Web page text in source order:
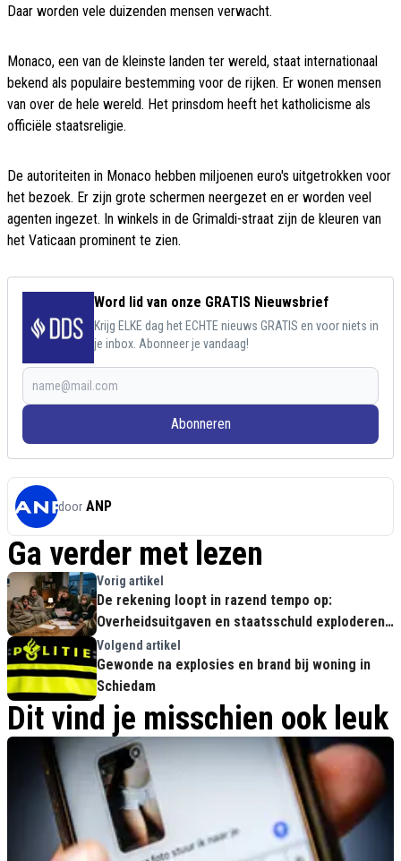
Daar worden vele duizenden mensen verwacht.
Monaco, een van de kleinste landen ter wereld, staat internationaal
bekend als populaire bestemming voor de rijken. Er wonen mensen
van over de hele wereld. Het prinsdom heeft het katholicisme als
officiële staatsreligie.
De autoriteiten in Monaco hebben miljoenen euro's uitgetrokken voor
het bezoek. Er zijn grote schermen neergezet en er worden veel
agenten ingezet. In winkels in de Grimaldi-straat zijn de kleuren van
het Vaticaan prominent te zien.
Word lid van onze GRATIS Nieuwsbrief
Krijg ELKE dag het ECHTE nieuws GRATIS en voor niets in
je inbox. Abonneer je vandaag!
Abonneren
door ANP
Ga verder met lezen
Vorig artikel
De rekening loopt in razend tempo op:
Overheidsuitgaven en staatsschuld exploderen
tot astronomische hoogtes
Volgend artikel
Gewonde na explosies en brand bij woning in
Schiedam
Dit vind je misschien ook leuk